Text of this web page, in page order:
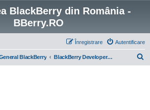
BlackBerry din România -
BBerry.RO
Autentificare
Înregistrare
BlackBerry BlackBerry Developers Romania